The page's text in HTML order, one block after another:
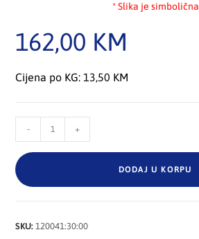
* Slika je simbolična
162,00 KM
Cijena po KG: 13,50 KM
- +
DODAJ U KORPU
SKU:120041:30:00